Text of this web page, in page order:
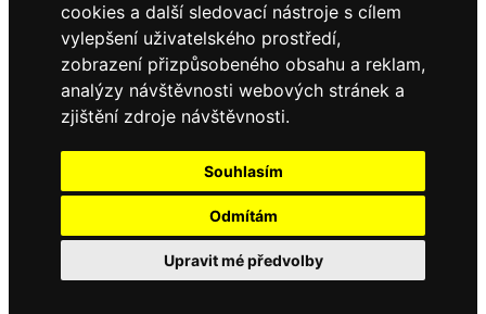
cookies a další sledovací nástroje s cílem
vylepšení uživatelského prostředí,
zobrazení přizpůsobeného obsahu a reklam,
analýzy návštěvnosti webových stránek a
zjištění zdroje návštěvnosti.
Souhlasím
Odmítám
Upravit mé předvolby